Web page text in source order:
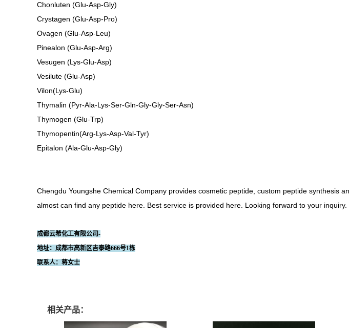
Chonluten (Glu-Asp-Gly)
Crystagen (Glu‐Asp‐Pro)
Ovagen (Glu‐Asp‐Leu)
Pinealon (Glu-Asp-Arg)
Vesugen (Lys-Glu-Asp)
Vesilute (Glu-Asp)
Vilon(Lys-Glu)
Thymalin (Pyr-Ala-Lys-Ser-Gln-Gly-Gly-Ser-Asn)
Thymogen (Glu-Trp)
Thymopentin(Arg-Lys-Asp-Val-Tyr)
Epitalon (Ala-Glu-Asp-Gly)
Chengdu Youngshe Chemical Company provides cosmetic peptide, custom peptide synthesis
almost can find any peptide here. Best service is provided here. Looking forward to your inquiry.
成都云希化工有限公司-
地址：成都市高新区吉泰路666号1栋
联系人：蒋女士
相关产品：